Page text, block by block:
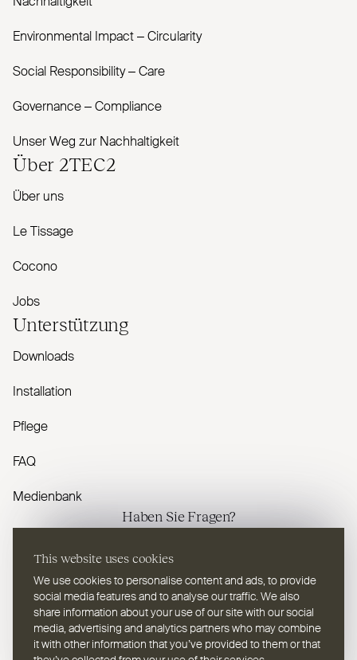
This website uses cookies
We use cookies to personalise content and ads, to provide
social media features and to analyse our traffic. We also
share information about your use of our site with our social
media, advertising and analytics partners who may combine
it with other information that you’ve provided to them or that
Envi­ronmental Impact – Cir­cularity
Social Responsibility – Care
Governance – Com­pliance
Unser Weg zur Nachhaltigkeit
Über 2TEC2
Über uns
Le Tissage
Cocono
Jobs
Unterstützung
Downloads
Installation
Pflege
FAQ
Medienbank
Haben Sie Fragen?
Kontaktieren Sie uns